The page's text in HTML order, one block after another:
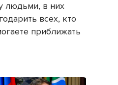
людьми, в них
всех, кто
приближать